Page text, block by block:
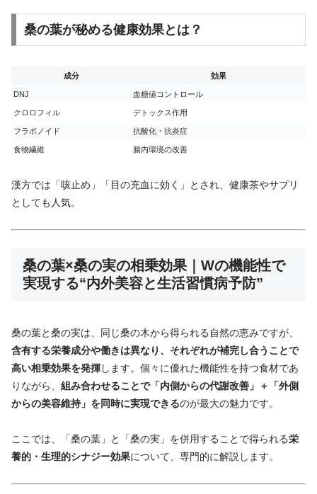
桑の葉が秘める健康効果とは？
成分 効果
DNJ 血糖値コントロール
クロロフィル デトックス作用
フラボノイド 抗酸化・抗炎症
食物繊維 腸内環境の改善
漢方では「咳止め」「目の充血に効く」とされ、健康茶やサプリ
としても人気。
桑の葉×桑の実の相乗効果｜Wの機能性で
実現する“内外美容と生活習慣病予防”
桑の葉と桑の実は、 同じ桑の木から得られる 自然の恵みですが、
含有する栄養成分や働きは異なり、 それぞれが補完し合う ことで
高い相乗効果を発揮し ます。 個々 に優れた機能性を持つ食材であ
り ながら、 組み合わせることで「内側からの代謝改善」＋「外側
からの美容維持」 を同時に実現できるのが最大の魅力です。
ここ では、「桑の葉」 と「桑の実」 を併用する こと で得られる栄
養的・ 生理的シナジー効果について、 専門的に解説 し ます。